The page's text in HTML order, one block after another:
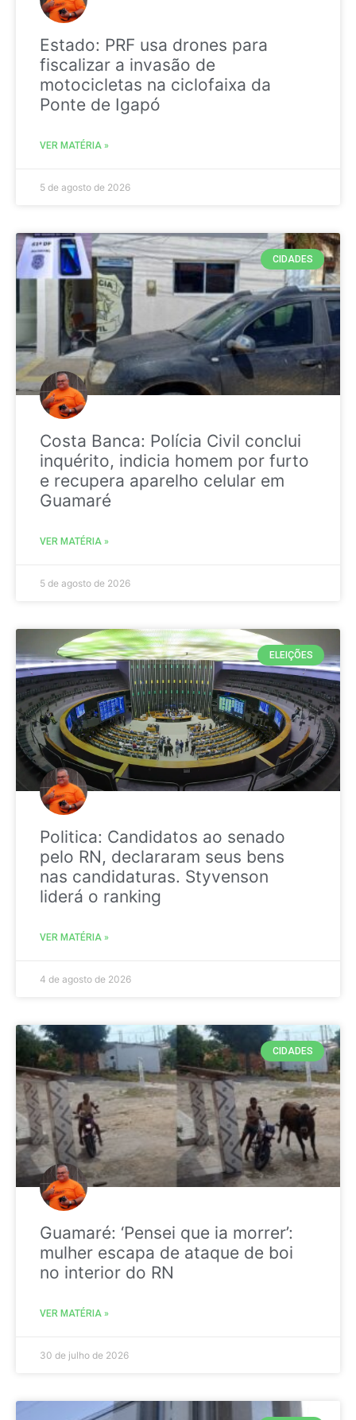
Estado: PRF usa drones para
fiscalizar a invasão de
motocicletas na ciclofaixa da
Ponte de Igapó
VER MATÉRIA »
5 de agosto de 2026
CIDADES
Costa Banca: Polícia Civil conclui
inquérito, indicia homem por furto
e recupera aparelho celular em
Guamaré
VER MATÉRIA »
5 de agosto de 2026
ELEIÇÕES
Politica: Candidatos ao senado
pelo RN, declararam seus bens
nas candidaturas. Styvenson
liderá o ranking
VER MATÉRIA »
4 de agosto de 2026
CIDADES
Guamaré: ‘Pensei que ia morrer’:
mulher escapa de ataque de boi
no interior do RN
VER MATÉRIA »
30 de julho de 2026